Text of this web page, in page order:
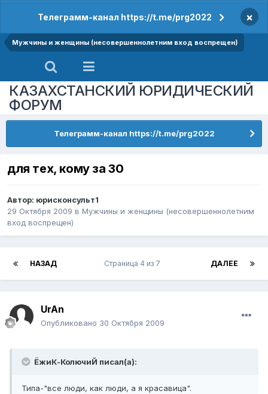
Телеграмм-канал https://t.me/prg2022 ×
Мужчины и женщины (несовершеннолетним вход воспрещен)
КАЗАХСТАНСКИЙ ЮРИДИЧЕСКИЙ
ФОРУМ
Телеграмм-канал https://t.me/prg2022
для тех, кому за 30
Автор: юрисконсульт1
29 Октября 2009 в Мужчины и женщины (несовершеннолетним
вход воспрещен)
НАЗАД ДАЛЕЕ
Страница 4 из 7
UrAn
Опубликовано 30 Октября 2009
ЁжиК-КолючиЙ писал(а):
Типа-"все люди, как люди, а я красавица".